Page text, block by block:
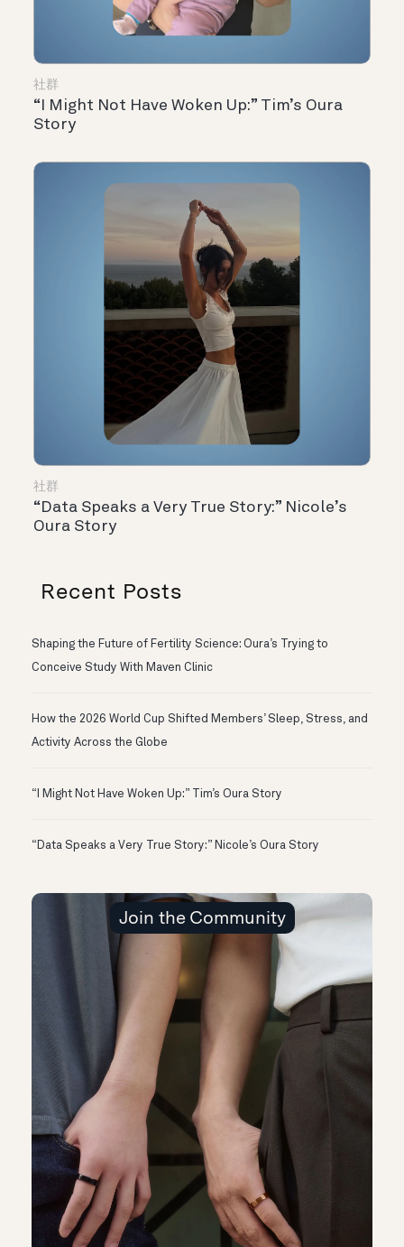
社群
“I Might Not Have Woken Up:” Tim’s Oura
Story
社群
“Data Speaks a Very True Story:” Nicole’s
Oura Story
Recent Posts
Shaping the Future of Fertility Science: Oura’s Trying to
Conceive Study With Maven Clinic
How the 2026 World Cup Shifted Members’ Sleep, Stress, and
Activity Across the Globe
“I Might Not Have Woken Up:” Tim’s Oura Story
“Data Speaks a Very True Story:” Nicole’s Oura Story
Join the Community